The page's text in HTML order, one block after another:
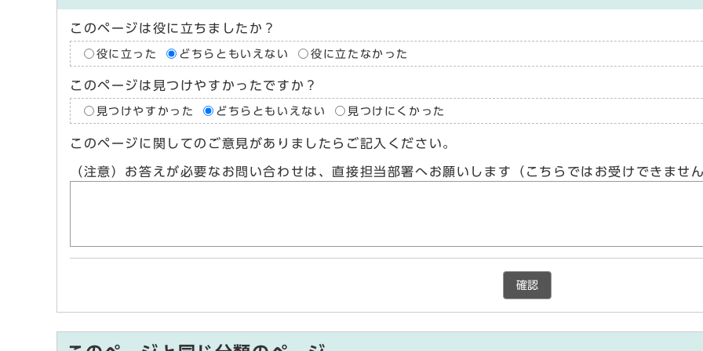
このページは役に立ちましたか？
役に立った どちらともいえない 役に立たなかった
このページは見つけやすかったですか？
見つけやすかった どちらともいえない 見つけにくかった
このページに関してのご意見がありましたらご記入ください。
（注意）お答えが必要なお問い合わせは、直接担当部署へお願いします（こちらではお受けできませ
確認